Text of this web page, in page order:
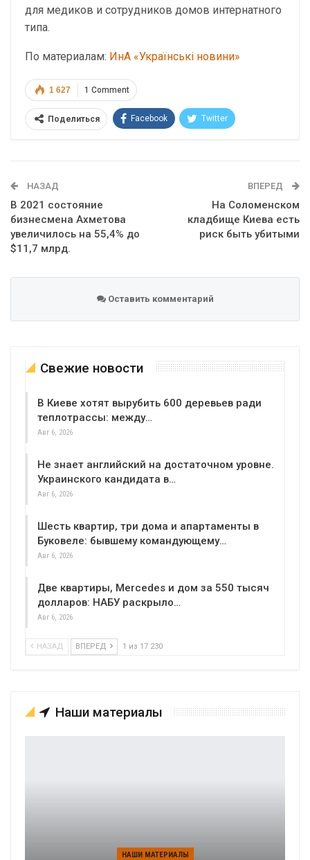
для медиков и сотрудников домов интернатного
типа.
По материалам: ИнА «Українські новини»
1 Comment
1 627
Поделиться Facebook Twitter
НАЗАД
В 2021 состояние
бизнесмена Ахметова
увеличилось на 55,4% до
$11,7 млрд.
ВПЕРЕД
На Соломенском
кладбище Киева есть
риск быть убитыми
Оставить комментарий
Свежие новости
В Киеве хотят вырубить 600 деревьев ради
теплотрассы: между…
Авг 6, 2026
Не знает английский на достаточном уровне.
Украинского кандидата в…
Авг 6, 2026
Шесть квартир, три дома и апартаменты в
Буковеле: бывшему командующему…
Авг 6, 2026
Две квартиры, Mercedes и дом за 550 тысяч
долларов: НАБУ раскрыло…
Авг 6, 2026
НАЗАД ВПЕРЕД 1 из 17 230
Наши материалы
НАШИ МАТЕРИАЛЫ